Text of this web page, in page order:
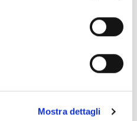
Mostra dettagli
Cose di Casa “Sottotetto in
bianco e blu”